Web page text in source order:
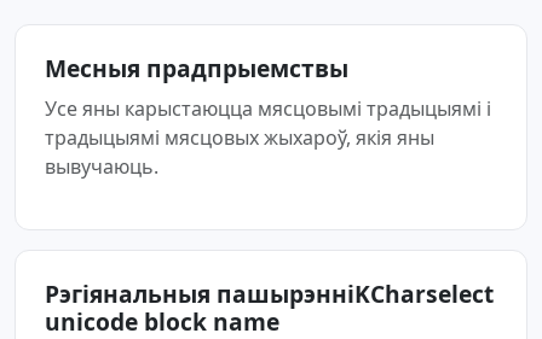
Месныя прадпрыемствы
Усе яны карыстаюцца мясцовымі традыцыямі і
традыцыямі мясцовых жыхароў, якія яны
вывучаюць.
Рэгіянальныя пашырэнніKCharselect
unicode block name